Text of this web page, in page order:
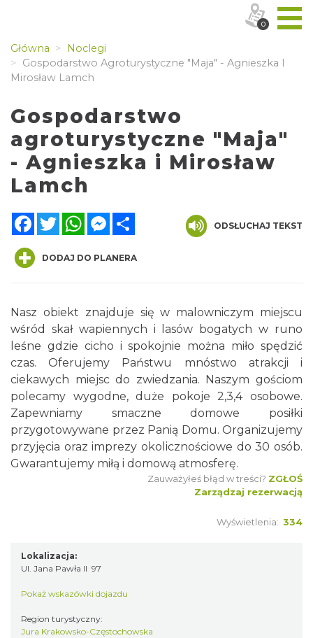
Główna
Noclegi
Gospodarstwo Agroturystyczne "Maja" - Agnieszka I
Mirosław Lamch
Gospodarstwo
agroturystyczne "Maja"
- Agnieszka i Mirosław
Lamch
FacebookTwitterWhatsAppMessenger
ODSŁUCHAJ TEKST
DODAJ DO PLANERA
Nasz obiekt znajduje się w malowniczym miejscu
wśród skał wapiennych i lasów bogatych w runo
leśne gdzie cicho i spokojnie można miło spędzić
czas. Oferujemy Państwu mnóstwo atrakcji i
ciekawych miejsc do zwiedzania. Naszym gościom
polecamy wygodne, duże pokoje 2,3,4 osobowe.
Zapewniamy smaczne domowe posiłki
przygotowywane przez Panią Domu. Organizujemy
przyjęcia oraz imprezy okolicznościowe do 30 osób.
Gwarantujemy miłą i domową atmosferę.
Zauważyłeś błąd w treści? ZGŁOŚ
Zarządzaj rezerwacją
Wyświetlenia: 334
Lokalizacja:
Ul. Jana Pawła II 97
Pokaż wskazówki dojazdu
Region turystyczny:
Jura Krakowsko-Częstochowska
0